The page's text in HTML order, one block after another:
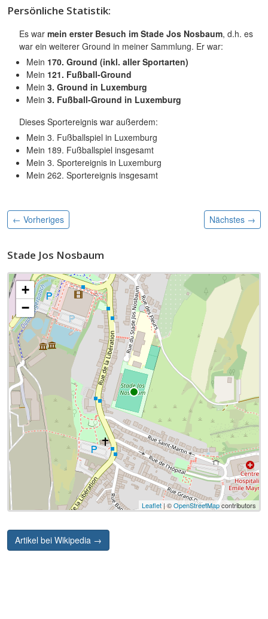
Persönliche Statistik:
Es war mein erster Besuch im Stade Jos Nosbaum, d.h. es
war ein weiterer Ground in meiner Sammlung. Er war:
Mein 170. Ground (inkl. aller Sportarten)
Mein 121. Fußball-Ground
Mein 3. Ground in Luxemburg
Mein 3. Fußball-Ground in Luxemburg
Dieses Sportereignis war außerdem:
Mein 3. Fußballspiel in Luxemburg
Mein 189. Fußballspiel insgesamt
Mein 3. Sportereignis in Luxemburg
Mein 262. Sportereignis insgesamt
← Vorheriges Nächstes →
Stade Jos Nosbaum
+
−
Leaflet| ©OpenStreetMapcontributors
Artikel bei Wikipedia →